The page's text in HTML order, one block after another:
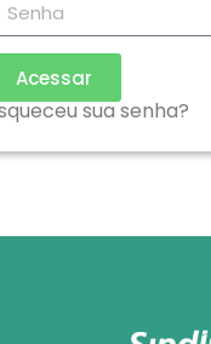
Acessar
sua senha?